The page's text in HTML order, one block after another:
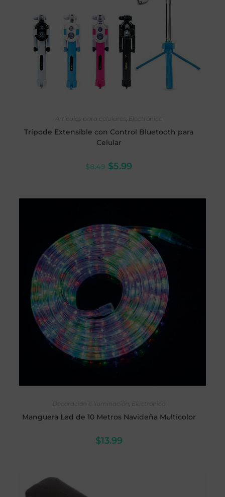
Artículos para celulares , Electrónica
Trípode Extensible con Control Bluetooth para
Celular
$8.49 $5.99
Decoración e iluminación
Electrónica
Manguera Led de 10 Metros Navideña Multicolor
$13.99